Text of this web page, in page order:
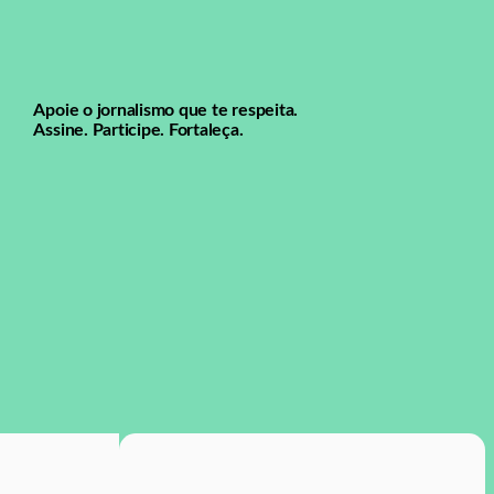
Apoie o jornalismo que te respeita.
Assine. Participe. Fortaleça.